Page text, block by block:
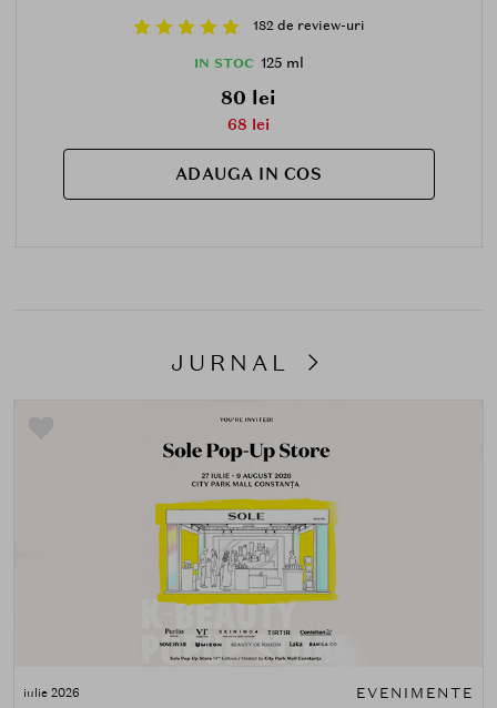
182 de review-uri
IN STOC 125 ml
80 lei
68 lei
ADAUGA IN COS
JURNAL
iulie 2026 EVENIMENTE